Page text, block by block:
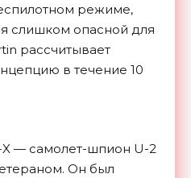
режиме,
слишком опасной для
рассчитывает
в течение 10
— самолет-шпион U-2
Он был